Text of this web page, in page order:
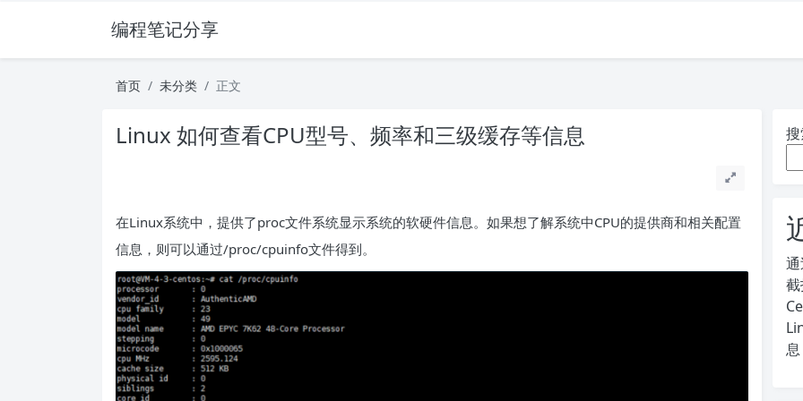
编程笔记分享
首页 未分类 正文
Linux 如何查看CPU型号、频率和三级缓存等信息
在Linux系统中，提供了proc文件系统显示系统的软硬件信息。如果想了解系统中CPU的提供商和相关配置
信息，则可以通过/proc/cpuinfo文件得到。
息